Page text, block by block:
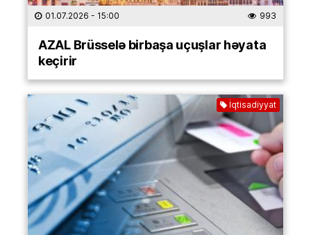
01.07.2026 - 15:00 993
AZAL Brüsselə birbaşa uçuşlar həyata
keçirir
İqtisadiyyat